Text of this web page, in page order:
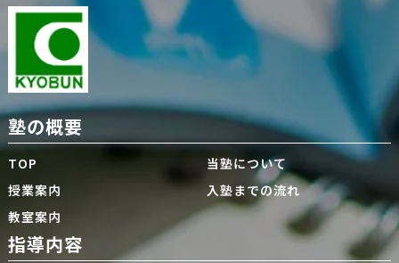
塾の概要
TOP
授業案内
教室案内
当塾について
入塾までの流れ
指導内容